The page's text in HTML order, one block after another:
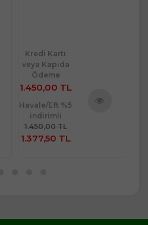
Kredi Kartı
veya Kapıda
Ödeme
1.450,00 TL
Havale/Eft %5
indirimli
1.450,00 TL
1.377,50 TL